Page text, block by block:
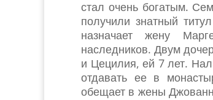
стал очень богатым.
получили знатный
назначает жену
наследников. Двум
и Цецилия, ей 7 лет.
отдавать ее в
обещает в жены